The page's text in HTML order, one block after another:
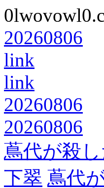
20260806
link
link
20260806
20260806
蔦代が殺
下翠 蔦代